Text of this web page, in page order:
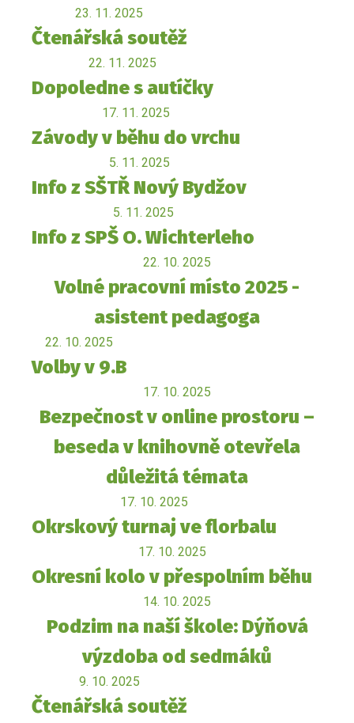
23. 11. 2025
Čtenářská soutěž
22. 11. 2025
Dopoledne s autíčky
17. 11. 2025
Závody v běhu do vrchu
5. 11. 2025
Info z SŠTŘ Nový Bydžov
5. 11. 2025
Info z SPŠ O. Wichterleho
22. 10. 2025
Volné pracovní místo 2025 -
asistent pedagoga
22. 10. 2025
Volby v 9.B
17. 10. 2025
Bezpečnost v online prostoru –
beseda v knihovně otevřela
důležitá témata
17. 10. 2025
Okrskový turnaj ve florbalu
17. 10. 2025
Okresní kolo v přespolním běhu
14. 10. 2025
Podzim na naší škole: Dýňová
výzdoba od sedmáků
9. 10. 2025
Čtenářská soutěž